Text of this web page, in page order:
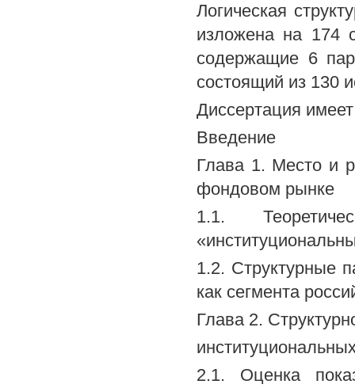
Логическая
изложена на 174
содержащие 6
состоящий из 130
Диссертация
Введение
Глава 1. Место и
фондовом рынке
1.1.
1.2. Структурные
как сегмента
Глава 2.
2.1. Оценка